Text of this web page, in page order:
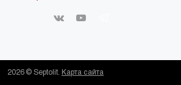
2026 © Septolit. Карта сайта